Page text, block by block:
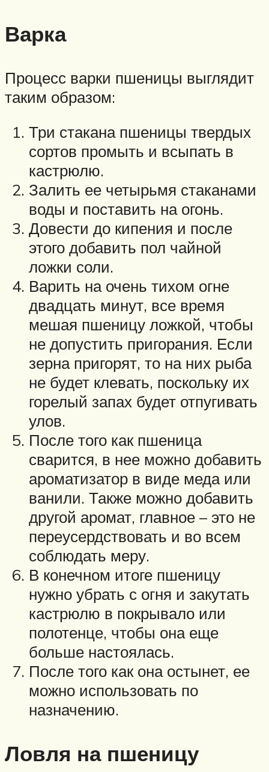
Варка
Процесс варки пшеницы выглядит
таким образом:
Три стакана пшеницы твердых
сортов промыть и всыпать в
кастрюлю.
Залить ее четырьмя стаканами
воды и поставить на огонь.
Довести до кипения и после
этого добавить пол чайной
ложки соли.
Варить на очень тихом огне
двадцать минут, все время
мешая пшеницу ложкой, чтобы
не допустить пригорания. Если
зерна пригорят, то на них рыба
не будет клевать, поскольку их
горелый запах будет отпугивать
улов.
После того как пшеница
сварится, в нее можно добавить
ароматизатор в виде меда или
ванили. Также можно добавить
другой аромат, главное – это не
переусердствовать и во всем
соблюдать меру.
В конечном итоге пшеницу
нужно убрать с огня и закутать
кастрюлю в покрывало или
полотенце, чтобы она еще
больше настоялась.
После того как она остынет, ее
можно использовать по
назначению.
Ловля на пшеницу